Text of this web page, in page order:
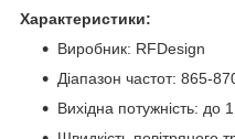
Характеристики:
Виробник: RFDesign
Діапазон частот: 865-
Вихідна потужність: